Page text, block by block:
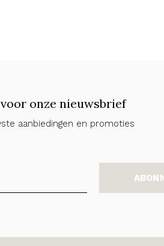
onze nieuwsbrief
aanbiedingen en promoties